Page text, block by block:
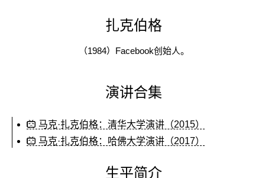
扎克伯格
（1984）Facebook创始人。
演讲合集
马克·扎克伯格：清华大学演讲（2015）
马克·扎克伯格：哈佛大学演讲（2017）
生平简介